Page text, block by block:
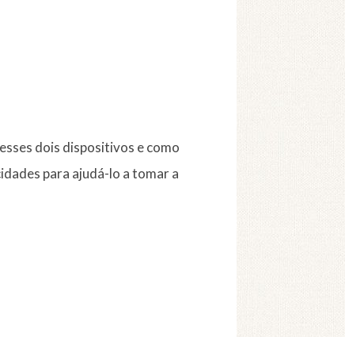
dois dispositivos e como
para ajudá-lo a tomar a